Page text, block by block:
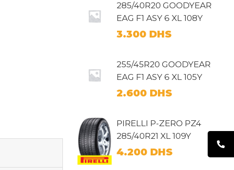
285/40R20 GOODYEAR
EAG F1 ASY 6 XL 108Y
3.300 DHS
255/45R20 GOODYEAR
EAG F1 ASY 6 XL 105Y
2.600 DHS
PIRELLI P-ZERO PZ4
285/40R21 XL 109Y
4.200 DHS